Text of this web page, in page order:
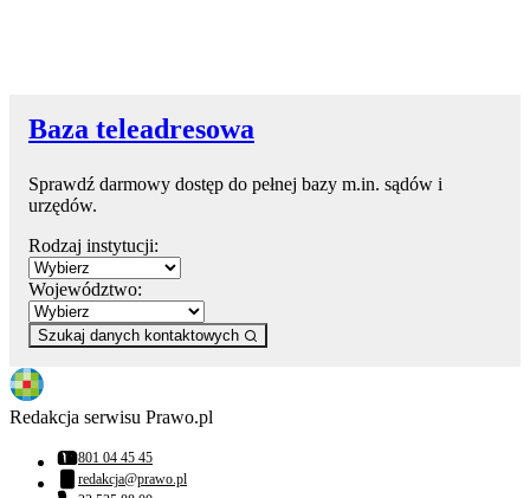
Baza teleadresowa
Sprawdź darmowy dostęp do pełnej bazy m.in. sądów i
urzędów.
Rodzaj instytucji:
Województwo:
Szukaj danych kontaktowych
Redakcja serwisu Prawo.pl
Numer telefonu:
801 04 45 45
Adres email:
redakcja@prawo.pl